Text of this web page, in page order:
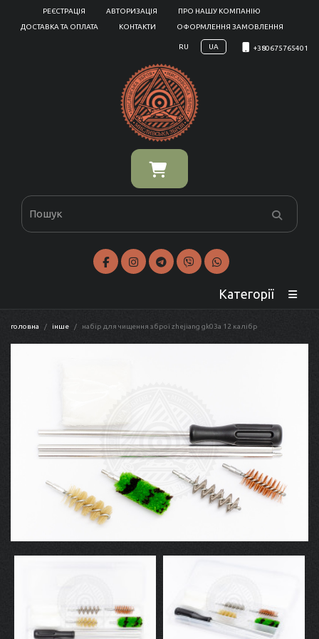
РЕЄСТРАЦІЯ АВТОРИЗАЦІЯ
ПРО НАШУ КОМПАНІЮ
ДОСТАВКА ТА ОПЛАТА
КОНТАКТИ ОФОРМЛЕННЯ ЗАМОВЛЕННЯ
RU UA +380675765401
Категорії
головна інше набір для чищення зброї zhejiang gk03a 12 калібр